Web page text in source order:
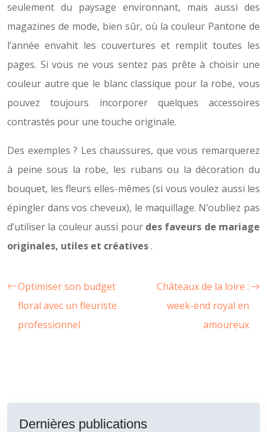
seulement du paysage environnant, mais aussi des
magazines de mode, bien sûr, où la couleur Pantone de
l’année envahit les couvertures et remplit toutes les
pages. Si vous ne vous sentez pas prête à choisir une
couleur autre que le blanc classique pour la robe, vous
pouvez toujours incorporer quelques accessoires
contrastés pour une touche originale.
Des exemples ? Les chaussures, que vous remarquerez
à peine sous la robe, les rubans ou la décoration du
bouquet, les fleurs elles-mêmes (si vous voulez aussi les
épingler dans vos cheveux), le maquillage. N’oubliez pas
d’utiliser la couleur aussi pour des faveurs de mariage
originales, utiles et créatives.
Optimiser son budget
floral avec un fleuriste
professionnel
Châteaux de la loire :
week-end royal en
amoureux
Dernières publications